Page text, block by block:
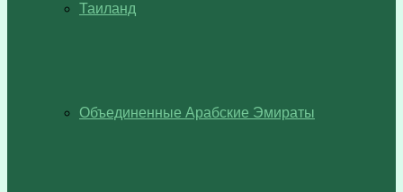
Таиланд
Объединенные Арабские Эмираты